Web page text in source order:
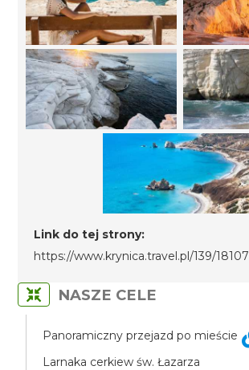
Link do tej strony:
https://www.krynica.travel.pl/139/18107
NASZE CELE
Panoramiczny przejazd po mieście
Larnaka cerkiew św. Łazarza